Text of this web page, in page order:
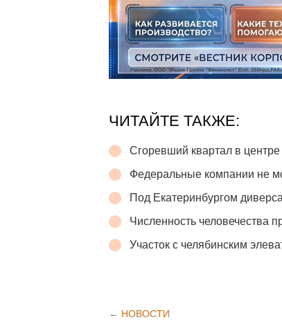
ЧИТАЙТЕ ТАКЖЕ:
Сгоревший квартал в центре
Федеральные компании не
Под Екатеринбургом
Численность человечества
Участок с челябинским
← НОВОСТИ